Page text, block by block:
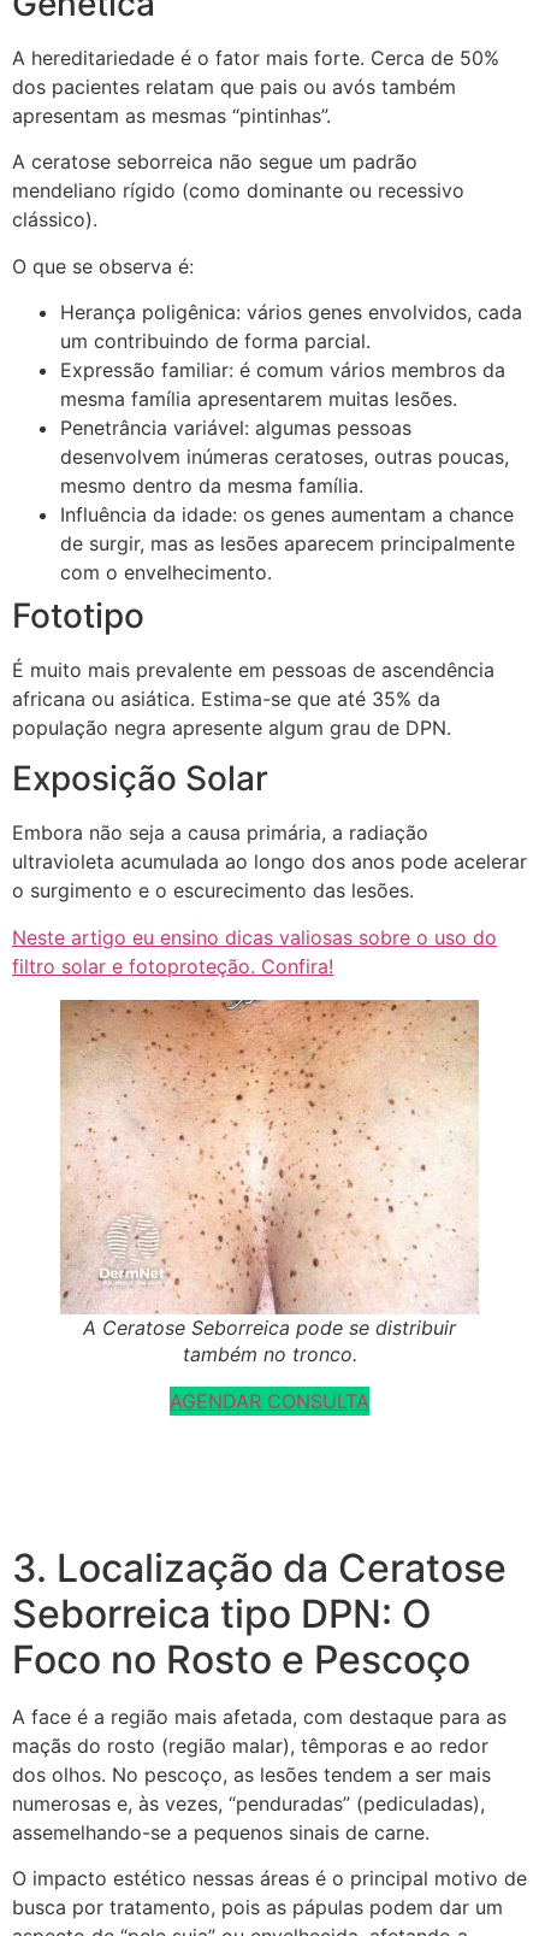
A hereditariedade é o fator mais forte. Cerca de 50%
dos pacientes relatam que pais ou avós também
apresentam as mesmas “pintinhas”.
A ceratose seborreica não segue um padrão
mendeliano rígido (como dominante ou recessivo
clássico).
O que se observa é:
Herança poligênica: vários genes envolvidos, cada
um contribuindo de forma parcial.
Expressão familiar: é comum vários membros da
mesma família apresentarem muitas lesões.
Penetrância variável: algumas pessoas
desenvolvem inúmeras ceratoses, outras poucas,
mesmo dentro da mesma família.
Influência da idade: os genes aumentam a chance
de surgir, mas as lesões aparecem principalmente
com o envelhecimento.
Fototipo
É muito mais prevalente em pessoas de ascendência
africana ou asiática. Estima-se que até 35% da
população negra apresente algum grau de DPN.
Exposição Solar
Embora não seja a causa primária, a radiação
ultravioleta acumulada ao longo dos anos pode acelerar
o surgimento e o escurecimento das lesões.
Neste artigo eu ensino dicas valiosas sobre o uso do
filtro solar e fotoproteção. Confira!
A Ceratose Seborreica pode se distribuir
também no tronco.
AGENDAR CONSULTA
3. Localização da Ceratose
Seborreica tipo DPN: O
Foco no Rosto e Pescoço
A face é a região mais afetada, com destaque para as
maçãs do rosto (região malar), têmporas e ao redor
dos olhos. No pescoço, as lesões tendem a ser mais
numerosas e, às vezes, “penduradas” (pediculadas),
assemelhando-se a pequenos sinais de carne.
O impacto estético nessas áreas é o principal motivo de
busca por tratamento, pois as pápulas podem dar um